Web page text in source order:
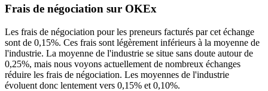
Frais de négociation sur OKEx
Les frais de négociation pour les preneurs facturés par cet échange
sont de 0,15%. Ces frais sont légèrement inférieurs à la moyenne de
l'industrie. La moyenne de l'industrie se situe sans doute autour de
0,25%, mais nous voyons actuellement de nombreux échanges
réduire les frais de négociation. Les moyennes de l'industrie
évoluent donc lentement vers 0,15% et 0,10%.